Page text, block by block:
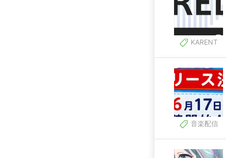
KARENT
音楽配信